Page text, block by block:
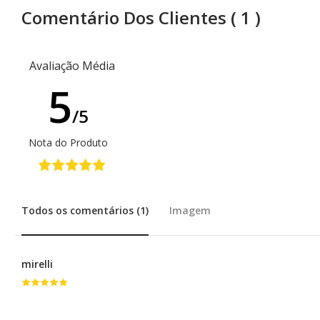
Consultor de Vendas
Frascos Rosca 28
Flaconete Rosca 13
Frasco Laquê Rosca 18
Pote 33 ml
Comentário Dos Clientes ( 1 )
Avaliação Média
5/5
Nota do Produto
Todos os comentários (1) Imagem
mirelli